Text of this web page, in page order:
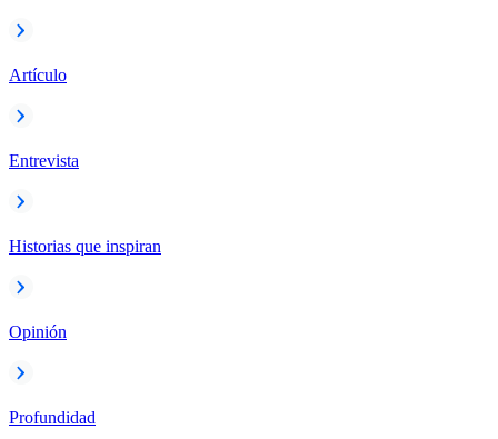
Artículo
Entrevista
Historias que inspiran
Opinión
Profundidad